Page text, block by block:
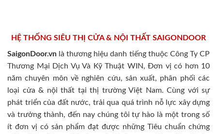
HỆ THỐNG SIÊU THỊ CỬA & NỘI THẤT SAIGONDOOR
SaigonDoor.vn là thương hiệu danh tiếng thuộc Công Ty CP
Thương Mại Dịch Vụ Và Kỹ Thuật WIN, Đơn vị có hơn 10
năm chuyên môn về nghiên cứu, sản xuất, phân phối các
loại cửa & nội thất tại thị trường Việt Nam. Cùng với sự
phát triển của đất nước, trải qua quá trình nỗ lực xây dựng
và trưởng thành, đến nay chúng tôi tự hào là một trong số
ít đơn vị có sản phẩm đạt được những Tiêu chuẩn chứng